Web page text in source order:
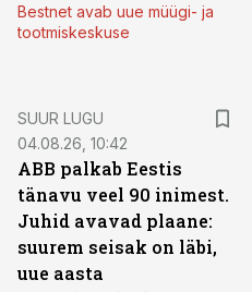
Bestnet avab uue müügi- ja
tootmiskeskuse
SUUR LUGU
04.08.26, 10:42
ABB palkab Eestis
tänavu veel 90 inimest.
Juhid avavad plaane:
suurem seisak on läbi,
uue aasta